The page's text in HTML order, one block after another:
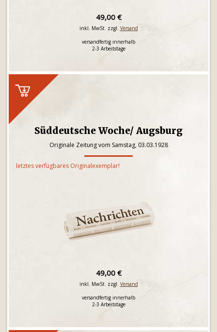
49,00 €
inkl. MwSt. zzgl. Versand
versandfertig innerhalb
2-3 Arbeitstage
Süddeutsche Woche/ Augsburg
Originale Zeitung vom Samstag, 03.03.1928
letztes verfügbares Originalexemplar!
49,00 €
inkl. MwSt. zzgl. Versand
versandfertig innerhalb
2-3 Arbeitstage